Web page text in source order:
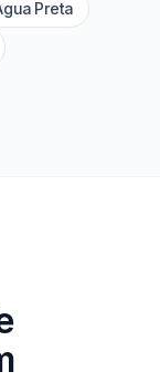
Preta